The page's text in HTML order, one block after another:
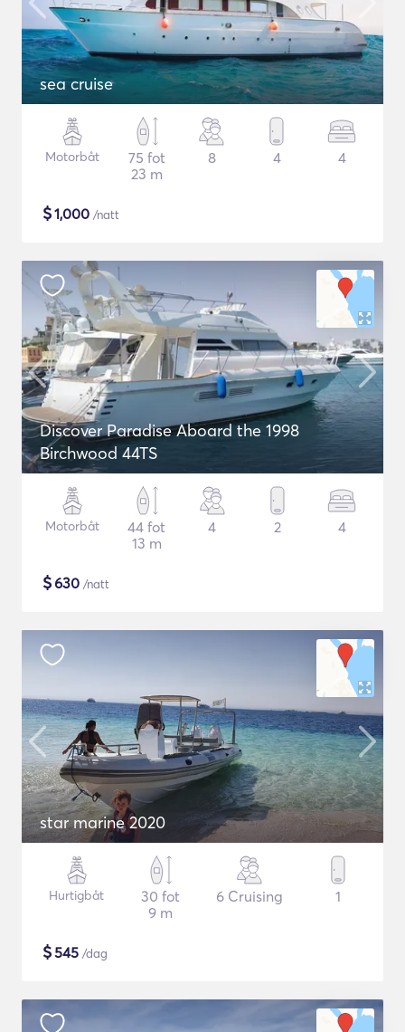
sea cruise
Motorbåt
75 fot
23 m
8 4 4
$1,000 /natt
Discover Paradise Aboard the 1998
Birchwood 44TS
Motorbåt
44 fot
13 m
4 2 4
$630 /natt
star marine 2020
Hurtigbåt
30 fot
9 m
6 Cruising 1
$545 /dag